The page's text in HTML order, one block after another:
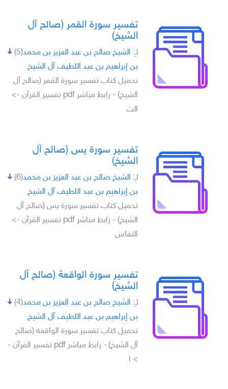
تفسير سورة القمر (صالح آل
الشيخ)
(5) لـِ: الشيخ صالح بن عبد العزيز بن محمد
بن إبراهيم بن عبد اللطيف آل الشيخ
تحميل كتاب تفسير سورة القمر (صالح آل
الشيخ) - رابط مباشر pdf تفسير القرآن ->
الت
تفسير سورة يس (صالح آل
الشيخ)
(6) لـِ: الشيخ صالح بن عبد العزيز بن محمد
بن إبراهيم بن عبد اللطيف آل الشيخ
تحميل كتاب تفسير سورة يس (صالح آل
الشيخ) - رابط مباشر pdf تفسير القرآن ->
التفاس
تفسير سورة الواقعة (صالح آل
الشيخ)
(4) لـِ: الشيخ صالح بن عبد العزيز بن محمد
بن إبراهيم بن عبد اللطيف آل الشيخ
تحميل كتاب تفسير سورة الواقعة (صالح
آل الشيخ) - رابط مباشر pdf تفسير القرآن -
> ا